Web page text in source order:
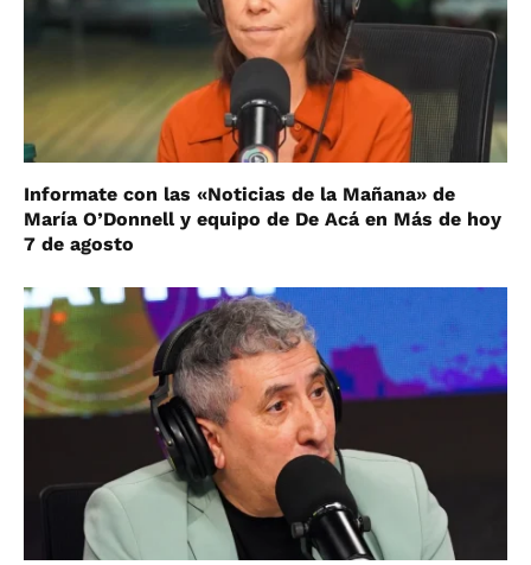
Informate con las «Noticias de la Mañana» de
María O’Donnell y equipo de De Acá en Más de hoy
7 de agosto